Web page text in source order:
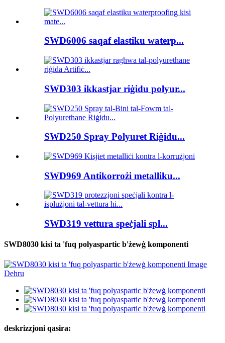
SWD6006 saqaf elastiku waterp...
SWD303 ikkastjar riġidu polyur...
SWD250 Spray Polyuret Riġidu...
SWD969 Antikorrożi metalliku...
SWD319 vettura speċjali spl...
SWD8030 kisi ta 'fuq polyaspartic b'żewġ komponenti
deskrizzjoni qasira: